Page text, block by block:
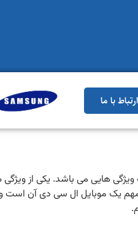
ارتباط با ما
ویژگی هایی می باشد. یکی از
مهم یک موبایل ال سی دی آن است